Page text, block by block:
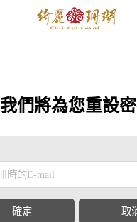
我們將為您重設
確定 取